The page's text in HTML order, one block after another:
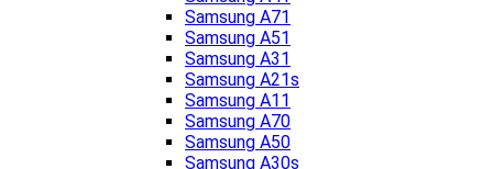
Samsung A71
Samsung A51
Samsung A31
Samsung A21s
Samsung A11
Samsung A70
Samsung A50
Samsung A30s